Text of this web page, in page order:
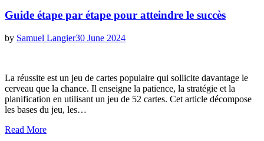
Guide étape par étape pour atteindre le succès
by Samuel LangierPosted
30 June 2024
La réussite est un jeu de cartes populaire qui sollicite davantage le
cerveau que la chance. Il enseigne la patience, la stratégie et la
planification en utilisant un jeu de 52 cartes. Cet article décompose
les bases du jeu, les…
Read More